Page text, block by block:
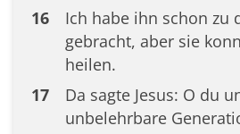
16
Ich habe ihn schon zu
gebracht, aber sie
heilen.
17
Da sagte Jesus: O du
unbelehrbare